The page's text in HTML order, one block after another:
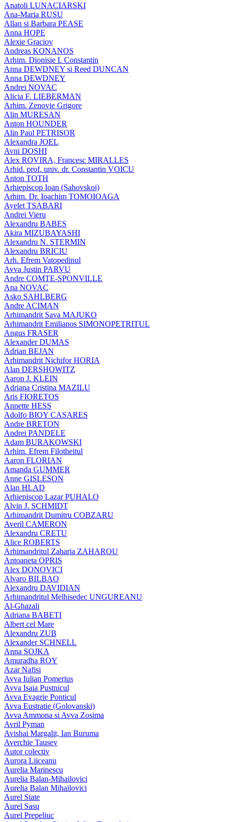
Anatoli LUNACIARSKI
Ana-Maria RUSU
Allan si Barbara PEASE
Anna HOPE
Alexie Graciov
Andreas KONANOS
Arhim. Dionisie I. Constantin
Anna DEWDNEY si Reed DUNCAN
Anna DEWDNEY
Andrei NOVAC
Alicia F. LIEBERMAN
Arhim. Zenovie Grigore
Alin MURESAN
Anton HOUNDER
Alin Paul PETRISOR
Alexandra JOEL
Avni DOSHI
Alex ROVIRA, Francesc MIRALLES
Arhid. prof. univ. dr. Constantin VOICU
Anton TOTH
Arhiepiscop Ioan (Sahovskoi)
Arhim. Dr. Ioachim TOMOIOAGA
Ayelet TSABARI
Andrei Vieru
Alexandru BABES
Akira MIZUBAYASHI
Alexandru N. STERMIN
Alexandru BRICIU
Arh. Efrem Vatopedinul
Avva Justin PARVU
Andre COMTE-SPONVILLE
Ana NOVAC
Asko SAHLBERG
Andre ACIMAN
Arhimandrit Sava MAJUKO
Arhimandrit Emilianos SIMONOPETRITUL
Angus FRASER
Alexander DUMAS
Adrian BEJAN
Arhimandrit Nichifor HORIA
Alan DERSHOWITZ
Aaron J. KLEIN
Adriana Cristina MAZILU
Aris FIORETOS
Annette HESS
Adolfo BIOY CASARES
Andre BRETON
Andrei PANDELE
Adam BURAKOWSKI
Arhim. Efrem Filotheitul
Aaron FLORIAN
Amanda GUMMER
Anne GISLESON
Alan HLAD
Arhiepiscop Lazar PUHALO
Alvin J. SCHMIDT
Arhimandrit Dumitru COBZARU
Averil CAMERON
Alexandru CRETU
Alice ROBERTS
Arhimandritul Zaharia ZAHAROU
Antoaneta OPRIS
Alex DONOVICI
Alvaro BILBAO
Alexandru DAVIDIAN
Arhimandritul Melhisedec UNGUREANU
Al-Ghazali
Adriana BABETI
Albert cel Mare
Alexandru ZUB
Alexander SCHNELL
Anna SOJKA
Amuradha ROY
Azar Nafisi
Avva Iulian Pomerius
Avva Isaia Pustnicul
Avva Evagrie Ponticul
Avva Eustratie (Golovanski)
Avva Ammona si Avva Zosima
Avril Pyman
Avishai Margalit, Ian Buruma
Averchie Tausev
Autor colectiv
Aurora Liiceanu
Aurelia Marinescu
Aurelia Balan-Mihailovici
Aurelia Balan Mihailovici
Aurel State
Aurel Sasu
Aurel Prepeliuc